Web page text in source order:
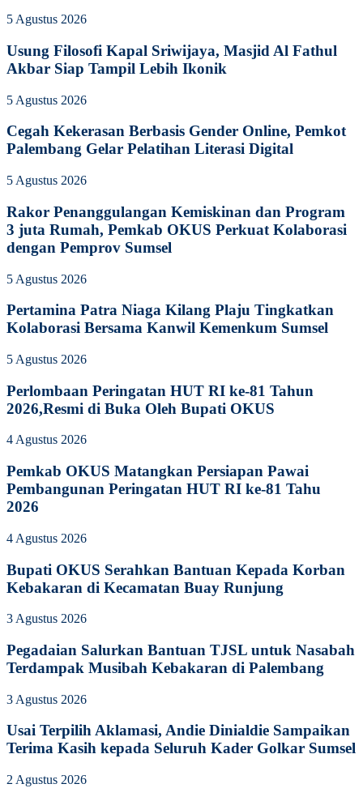
5 Agustus 2026
Usung Filosofi Kapal Sriwijaya, Masjid Al Fathul
Akbar Siap Tampil Lebih Ikonik
5 Agustus 2026
Cegah Kekerasan Berbasis Gender Online, Pemkot
Palembang Gelar Pelatihan Literasi Digital
5 Agustus 2026
Rakor Penanggulangan Kemiskinan dan Program
3 juta Rumah, Pemkab OKUS Perkuat Kolaborasi
dengan Pemprov Sumsel
5 Agustus 2026
Pertamina Patra Niaga Kilang Plaju Tingkatkan
Kolaborasi Bersama Kanwil Kemenkum Sumsel
5 Agustus 2026
Perlombaan Peringatan HUT RI ke-81 Tahun
2026,Resmi di Buka Oleh Bupati OKUS
4 Agustus 2026
Pemkab OKUS Matangkan Persiapan Pawai
Pembangunan Peringatan HUT RI ke-81 Tahu
2026
4 Agustus 2026
Bupati OKUS Serahkan Bantuan Kepada Korban
Kebakaran di Kecamatan Buay Runjung
3 Agustus 2026
Pegadaian Salurkan Bantuan TJSL untuk Nasabah
Terdampak Musibah Kebakaran di Palembang
3 Agustus 2026
Usai Terpilih Aklamasi, Andie Dinialdie Sampaikan
Terima Kasih kepada Seluruh Kader Golkar Sumsel
2 Agustus 2026